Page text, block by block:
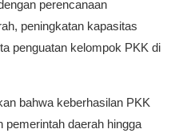
perencanaan
peningkatan kapasitas
penguatan kelompok PKK di
bahwa keberhasilan PKK
pemerintah daerah hingga